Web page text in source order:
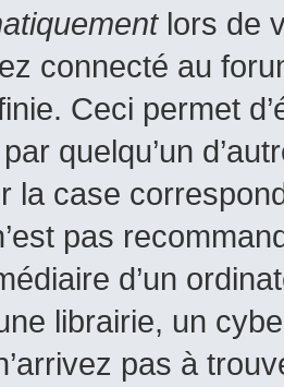
lors de
connecté au
Ceci permet
quelqu’un
la case
pas
d’un
librairie, un
pas à